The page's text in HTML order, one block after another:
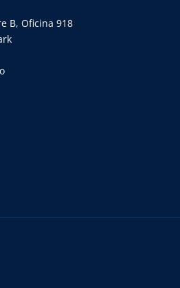
B, Oficina 918